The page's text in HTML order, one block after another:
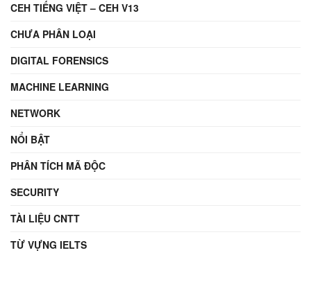
CEH TIẾNG VIỆT – CEH V13
CHƯA PHÂN LOẠI
DIGITAL FORENSICS
MACHINE LEARNING
NETWORK
NỔI BẬT
PHÂN TÍCH MÃ ĐỘC
SECURITY
TÀI LIỆU CNTT
TỪ VỰNG IELTS